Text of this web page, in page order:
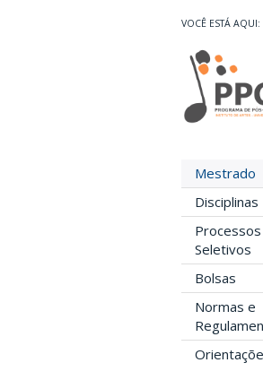
Mestrado
Disciplinas
Processos
Seletivos
Bolsas
Normas e